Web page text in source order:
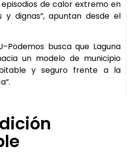
de calor extremo en
y dignas”, apuntan desde el
busca que Laguna
un modelo de municipio
y seguro frente a la